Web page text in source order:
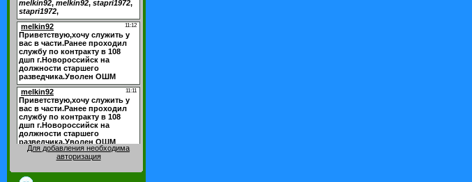
Для добавления необходима
авторизация